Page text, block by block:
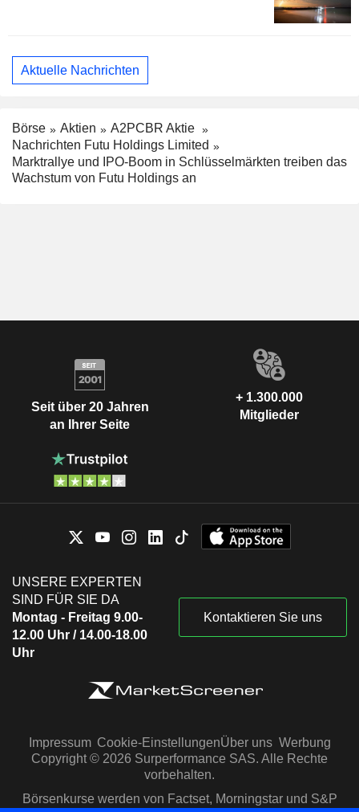
Aktuelle Nachrichten
Börse Aktien
A2PCBR Aktie
Nachrichten Futu Holdings Limited
Marktrallye und IPO-Boom in Schlüsselmärkten treiben das
Wachstum von Futu Holdings an
Seit über 20 Jahren
an Ihrer Seite
+ 1.300.000
Mitglieder
UNSERE EXPERTEN
SIND FÜR SIE DA
Montag - Freitag 9.00-
12.00 Uhr / 14.00-18.00
Uhr
Kontaktieren Sie uns
Impressum Cookie-EinstellungenÜber uns Werbung
Copyright © 2026 Surperformance SAS. Alle Rechte
vorbehalten.
Börsenkurse werden von Factset, Morningstar und S&P